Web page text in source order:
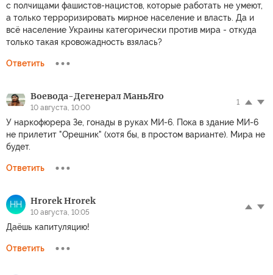
с полчищами фашистов-нацистов, которые работать не умеют,
а только терроризировать мирное население и власть. Да и
всё население Украины категорически против мира - откуда
только такая кровожадность взялась?
Ответить
Воевода-Дегенерал МаньЯго
10 августа, 10:00
1
У наркофюрера Зе, гонады в руках МИ-6. Пока в здание МИ-6
не прилетит "Орешник" (хотя бы, в простом варианте). Мира не
будет.
Ответить
HH Hrorek Hrorek
10 августа, 10:05
Даёшь капитуляцию!
Ответить